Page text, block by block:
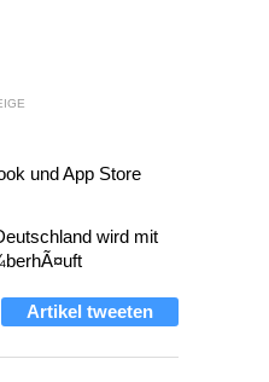
und App Store
wird mit
Artikel tweeten